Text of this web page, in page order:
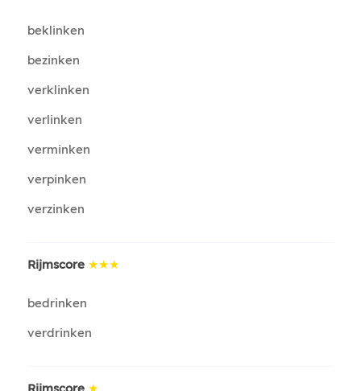
beklinken
bezinken
verklinken
verlinken
verminken
verpinken
verzinken
Rijmscore ★★★
bedrinken
verdrinken